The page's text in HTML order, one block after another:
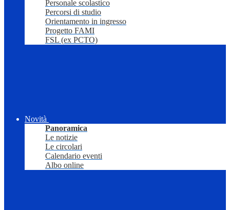
Personale scolastico
Percorsi di studio
Orientamento in ingresso
Progetto FAMI
FSL (ex PCTO)
Novità
Panoramica
Le notizie
Le circolari
Calendario eventi
Albo online